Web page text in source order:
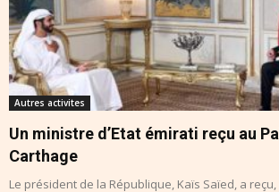
Autres activites
Un ministre d’Etat émirati reçu au
Carthage
Le président de la République, Kaïs Saïed, a